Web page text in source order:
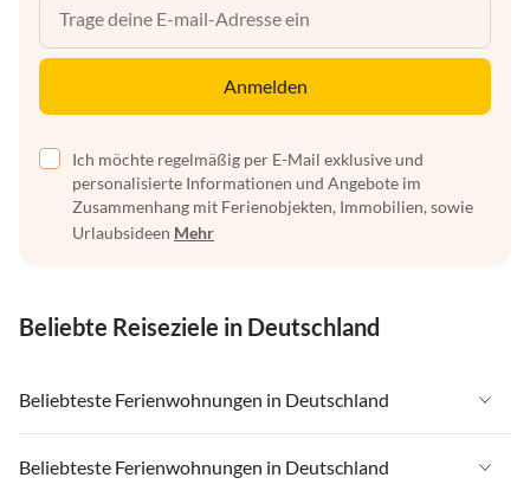
Anmelden
Ich möchte regelmäßig per E-Mail exklusive und
personalisierte Informationen und Angebote im
Zusammenhang mit Ferienobjekten, Immobilien, sowie
Urlaubsideen Mehr
Beliebte Reiseziele in Deutschland
Beliebteste Ferienwohnungen in Deutschland
Ferienwohnungen in Deutschland
Beliebteste Ferienwohnungen in Deutschland